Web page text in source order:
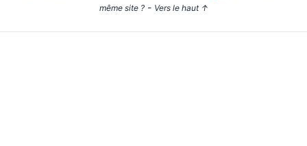
même site ?- Vers le haut ↑